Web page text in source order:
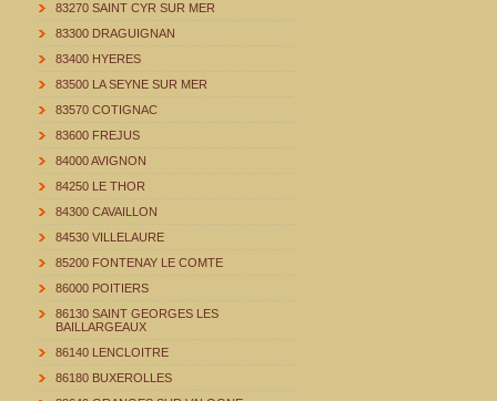
83270 SAINT CYR SUR MER
83300 DRAGUIGNAN
83400 HYERES
83500 LA SEYNE SUR MER
83570 COTIGNAC
83600 FREJUS
84000 AVIGNON
84250 LE THOR
84300 CAVAILLON
84530 VILLELAURE
85200 FONTENAY LE COMTE
86000 POITIERS
86130 SAINT GEORGES LES
BAILLARGEAUX
86140 LENCLOITRE
86180 BUXEROLLES